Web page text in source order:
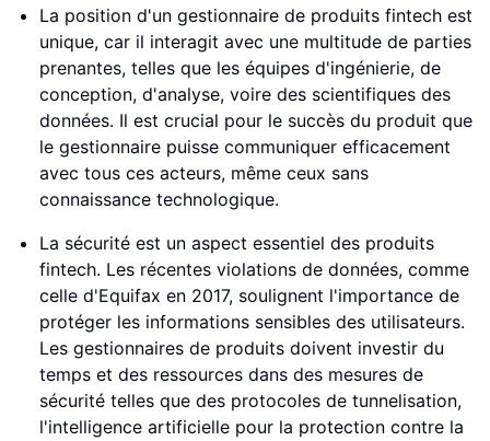
La position d'un gestionnaire de produits fintech est
unique, car il interagit avec une multitude de parties
prenantes, telles que les équipes d'ingénierie, de
conception, d'analyse, voire des scientifiques des
données. Il est crucial pour le succès du produit que
le gestionnaire puisse communiquer efficacement
avec tous ces acteurs, même ceux sans
connaissance technologique.
La sécurité est un aspect essentiel des produits
fintech. Les récentes violations de données, comme
celle d'Equifax en 2017, soulignent l'importance de
protéger les informations sensibles des utilisateurs.
Les gestionnaires de produits doivent investir du
temps et des ressources dans des mesures de
sécurité telles que des protocoles de tunnelisation,
l'intelligence artificielle pour la protection contre la